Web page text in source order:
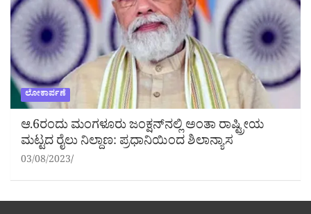
ಲೋಕಾರ್ಪಣೆ
ಆ.6ರಂದು ಮಂಗಳೂರು ಜಂಕ್ಷನ್‌ನಲ್ಲಿ ಅಂತಾ ರಾಷ್ಟ್ರೀಯ
ಮಟ್ಟದ ರೈಲು ನಿಲ್ದಾಣ: ಪ್ರಧಾನಿಯಿಂದ ಶಿಲಾನ್ಯಾಸ
03/08/2023